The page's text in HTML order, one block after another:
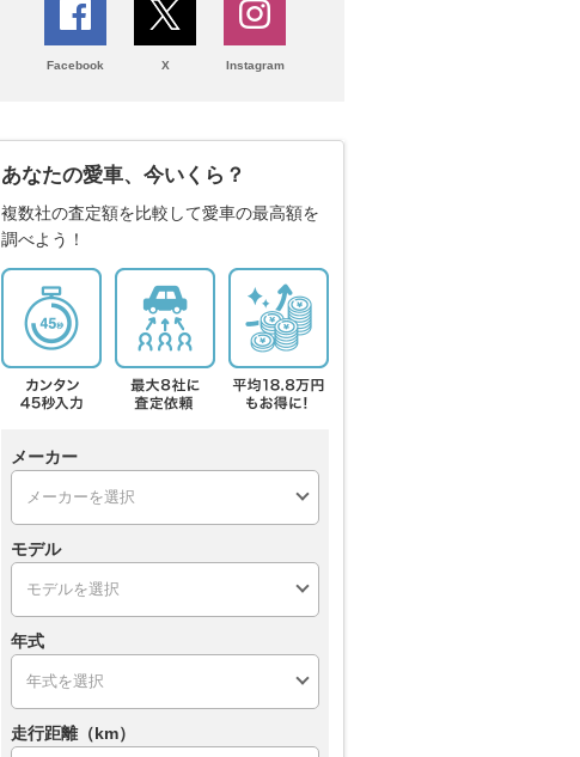
Facebook X Instagram
あなたの愛車、今いくら？
複数社の査定額を比較して愛車の最高額を
調べよう！
メーカー
モデル
年式
走行距離（km）